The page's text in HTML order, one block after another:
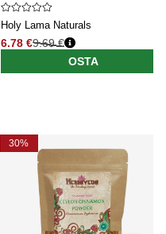
Holy Lama Naturals
6.78 €
Normaali hinta
9.69 €
OSTA
30%